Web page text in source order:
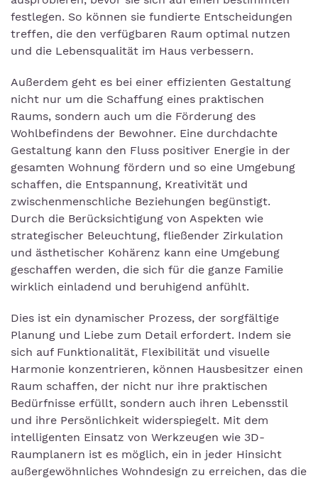
festlegen. So können sie fundierte Entscheidungen
treffen, die den verfügbaren Raum optimal nutzen
und die Lebensqualität im Haus verbessern.
Außerdem geht es bei einer effizienten Gestaltung
nicht nur um die Schaffung eines praktischen
Raums, sondern auch um die Förderung des
Wohlbefindens der Bewohner. Eine durchdachte
Gestaltung kann den Fluss positiver Energie in der
gesamten Wohnung fördern und so eine Umgebung
schaffen, die Entspannung, Kreativität und
zwischenmenschliche Beziehungen begünstigt.
Durch die Berücksichtigung von Aspekten wie
strategischer Beleuchtung, fließender Zirkulation
und ästhetischer Kohärenz kann eine Umgebung
geschaffen werden, die sich für die ganze Familie
wirklich einladend und beruhigend anfühlt.
Dies ist ein dynamischer Prozess, der sorgfältige
Planung und Liebe zum Detail erfordert. Indem sie
sich auf Funktionalität, Flexibilität und visuelle
Harmonie konzentrieren, können Hausbesitzer einen
Raum schaffen, der nicht nur ihre praktischen
Bedürfnisse erfüllt, sondern auch ihren Lebensstil
und ihre Persönlichkeit widerspiegelt. Mit dem
intelligenten Einsatz von Werkzeugen wie 3D-
Raumplanern ist es möglich, ein in jeder Hinsicht
außergewöhnliches Wohndesign zu erreichen, das die